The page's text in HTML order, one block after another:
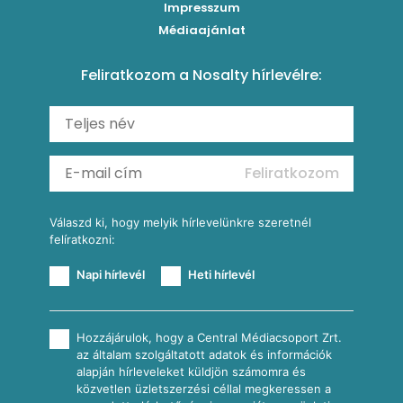
Carbonara
Shakshuka
Ratatouille
Mexikói húsleves kukorica salsával
Almás-kéksajtos kukoricasaláta
Köretek
Reggeli receptek
Impresszum
Médiaajánlat
Feliratkozom a Nosalty hírlevélre:
Feliratkozom
Válaszd ki, hogy melyik hírlevelünkre szeretnél
felíratkozni:
Napi hírlevél Heti hírlevél
Hozzájárulok, hogy a Central Médiacsoport Zrt.
az általam szolgáltatott adatok és információk
alapján hírleveleket küldjön számomra és
közvetlen üzletszerzési céllal megkeressen a